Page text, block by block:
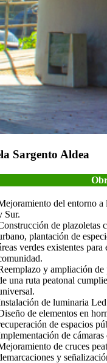
Sargento Aldea
del entorno a
Sur.
de plazoletas
plantación de
verdes existentes
y ampliación de
una ruta peatonal
de luminaria
de elementos en
de espacios
de
de cruces
y